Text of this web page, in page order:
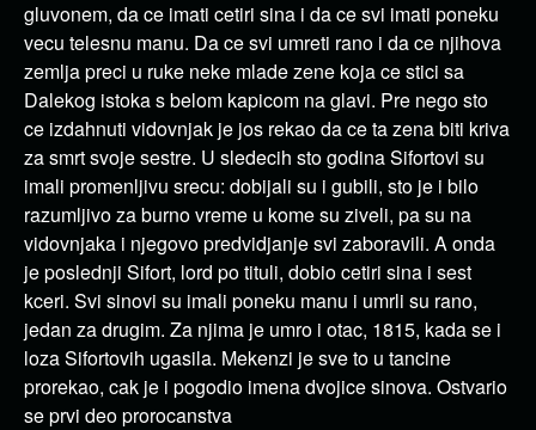
gluvonem, da ce imati cetiri sina i da ce svi imati poneku
vecu telesnu manu. Da ce svi umreti rano i da ce njihova
zemlja preci u ruke neke mlade zene koja ce stici sa
Dalekog istoka s belom kapicom na glavi. Pre nego sto
ce izdahnuti vidovnjak je jos rekao da ce ta zena biti kriva
za smrt svoje sestre. U sledecih sto godina Sifortovi su
imali promenljivu srecu: dobijali su i gubili, sto je i bilo
razumljivo za burno vreme u kome su ziveli, pa su na
vidovnjaka i njegovo predvidjanje svi zaboravili. A onda
je poslednji Sifort, lord po tituli, dobio cetiri sina i sest
kceri. Svi sinovi su imali poneku manu i umrli su rano,
jedan za drugim. Za njima je umro i otac, 1815, kada se i
loza Sifortovih ugasila. Mekenzi je sve to u tancine
prorekao, cak je i pogodio imena dvojice sinova. Ostvario
se prvi deo prorocanstva